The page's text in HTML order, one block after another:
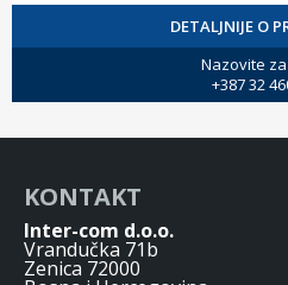
DETALJNIJE O
Nazovite
+387 32
KONTAKT
Inter-com d.o.o.
Vrandučka 71b
Zenica 72000